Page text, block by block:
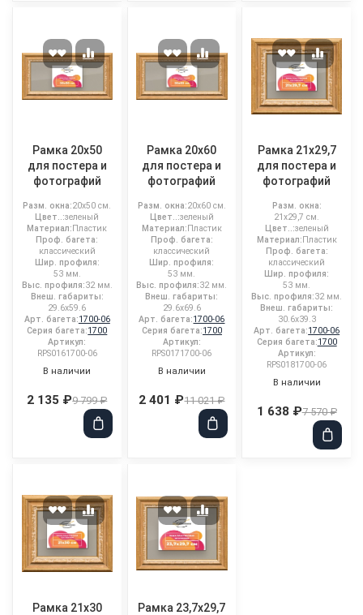
Рамка 20x50
для постера и
фотографий
Разм. окна:20x50 см.
Цвет..:зеленый
Материал: Пластик
Проф. багета:
классический
Шир. профиля:
53 мм.
Выс. профиля:32 мм.
Внеш. габариты:
29.6x59.6
Арт. багета:1700-06
Серия багета:1700
Артикул:
RPS0161700-06
В наличии
2 135 ₽9 799 ₽
Рамка 20x60
для постера и
фотографий
Разм. окна:20x60 см.
Цвет..:зеленый
Материал: Пластик
Проф. багета:
классический
Шир. профиля:
53 мм.
Выс. профиля:32 мм.
Внеш. габариты:
29.6x69.6
Арт. багета:1700-06
Серия багета:1700
Артикул:
RPS0171700-06
В наличии
2 401 ₽11 021 ₽
Рамка 21x29,7
для постера и
фотографий
Разм. окна:
21x29,7 см.
Цвет..:зеленый
Материал: Пластик
Проф. багета:
классический
Шир. профиля:
53 мм.
Выс. профиля:32 мм.
Внеш. габариты:
30.6x39.3
Арт. багета:1700-06
Серия багета:1700
Артикул:
RPS0181700-06
В наличии
1 638 ₽7 570 ₽
Рамка 21x30
Рамка 23,7x29,7